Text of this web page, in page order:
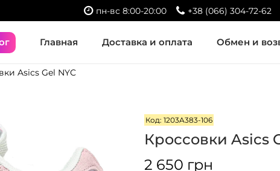
пн-вс 8:00-20:00 +38 (066) 304-72-62
Главная Доставка и оплата Обмен и
Asics Gel NYC
Код: 1203A383-106
Кроссовки Asics
2 650 грн